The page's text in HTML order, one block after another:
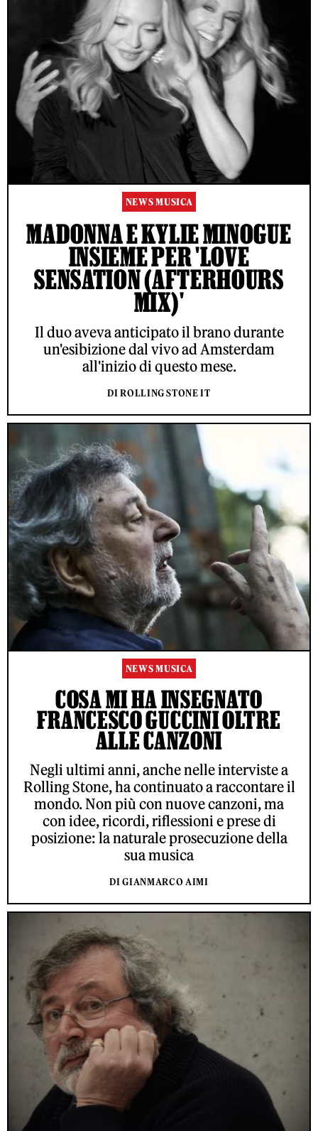
NEWS MUSICA
MADONNA E KYLIE MINOGUE
INSIEME PER 'LOVE
SENSATION (AFTERHOURS
MIX)'
Il duo aveva anticipato il brano durante
un'esibizione dal vivo ad Amsterdam
all'inizio di questo mese.
DI ROLLING STONE IT
NEWS MUSICA
COSA MI HA INSEGNATO
FRANCESCO GUCCINI OLTRE
ALLE CANZONI
Negli ultimi anni, anche nelle interviste a
Rolling Stone, ha continuato a raccontare il
mondo. Non più con nuove canzoni, ma
con idee, ricordi, riflessioni e prese di
posizione: la naturale prosecuzione della
sua musica
DI GIANMARCO AIMI